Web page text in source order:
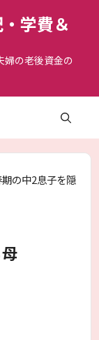
学費＆
婦の老後資金の
の中2息子を隠